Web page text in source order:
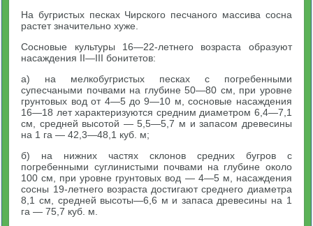
На бугристых песках Чирского песчаного массива сосна
растет значительно хуже.
Сосновые культуры 16—22-летнего возраста образуют
насаждения II—III бонитетов:
а) на мелкобугристых песках с погребенными
супесчаными почвами на глубине 50—80 см, при уровне
грунтовых вод от 4—5 до 9—10 м, сосновые насаждения
16—18 лет характеризуются средним диаметром 6,4—7,1
см, средней высотой — 5,5—5,7 м и запасом древесины
на 1 га — 42,3—48,1 куб. м;
б) на нижних частях склонов средних бугров с
погребенными суглинистыми почвами на глубине около
100 см, при уровне грунтовых вод — 4—5 м, насаждения
сосны 19-летнего возраста достигают среднего диаметра
8,1 см, средней высоты—6,6 м и запаса древесины на 1
га — 75,7 куб. м.